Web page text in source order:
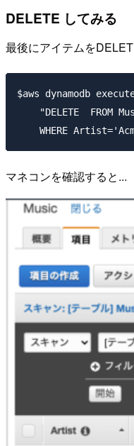
DELETE してみる
最後にアイテムを
$aws dynamodb
"DELETE  FROM
マネコンを確認すると...